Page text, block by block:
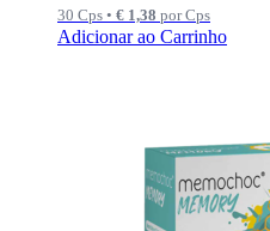
30 Cps • € 1,38 por Cps
Adicionar ao Carrinho